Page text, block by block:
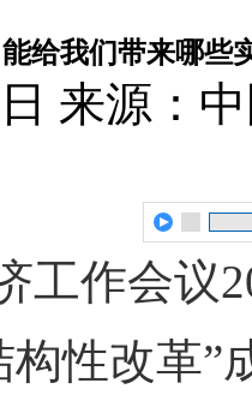
给我们带来哪些
来源：
工作会议
构性改革